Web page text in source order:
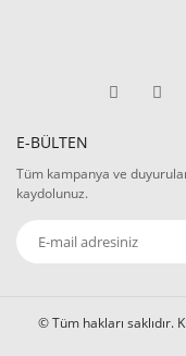
E-BÜLTEN
Tüm kampanya ve
kaydolunuz.
© Tüm hakları saklıdır.